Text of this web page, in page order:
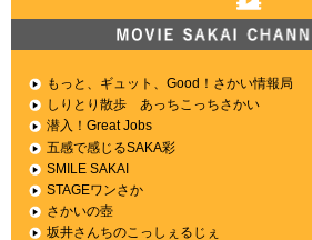
MOVIE SAKAI
もっと、ギュット、Good！さかい情報局
しりとり散歩 あっちこっちさかい
潜入！Great Jobs
五感で感じるSAKA彩
SMILE SAKAI
STAGEワンさか
さかいの壺
坂井さんちのこっしぇるじぇ